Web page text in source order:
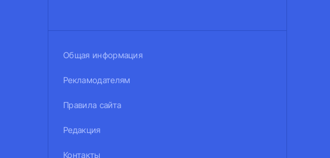
Общая информация
Рекламодателям
Правила сайта
Редакция
Контакты